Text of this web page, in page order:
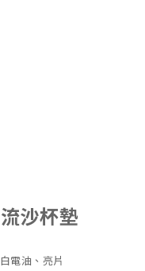
沙杯墊
電油、亮片